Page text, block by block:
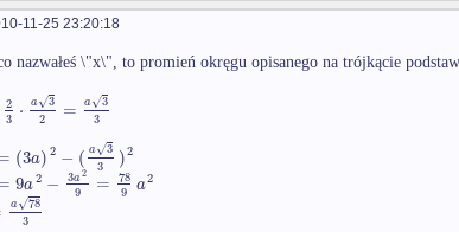
11-25 23:20:18
nazwałeś \"x\", to promień okręgu opisanego na trójkącie
2
3 ⋅ a 3
√
2
= a 3
√
3
(3a)2 − ( a 3
√
3
)2
9a2 − 3a2
9 = 78
9 a2
a 78
√
3